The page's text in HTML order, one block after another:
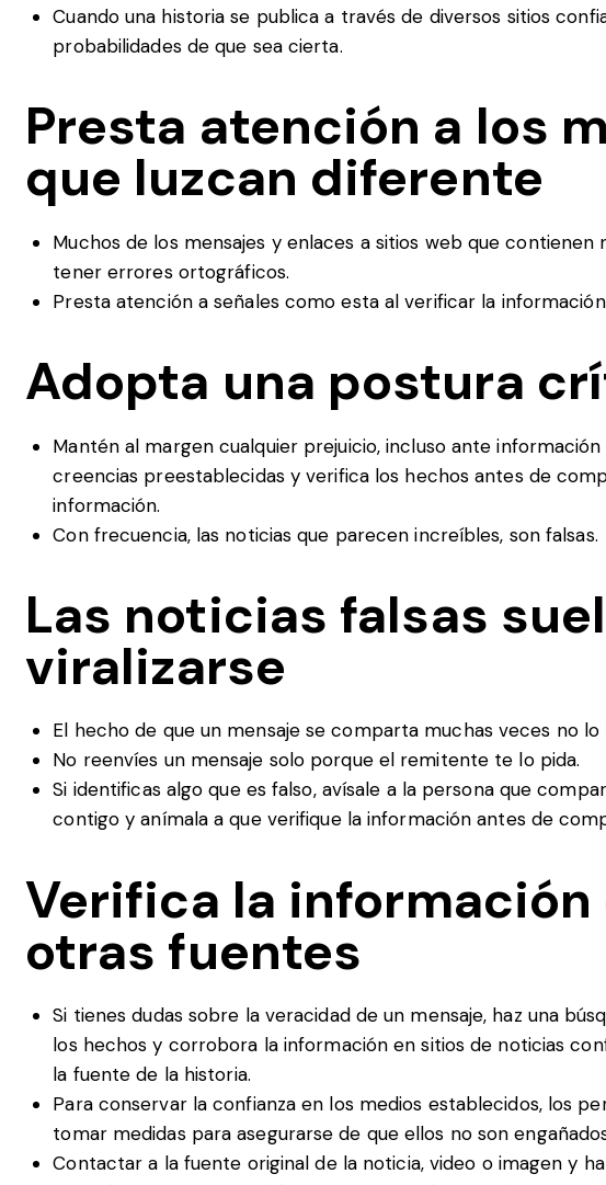
Cuando una historia se publica a través de diversos sitios
probabilidades de que sea cierta.
Presta atención a los
que luzcan diferente
Muchos de los mensajes y enlaces a sitios web que contienen
tener errores ortográficos.
Presta atención a señales como esta al verificar la
Adopta una postura
Mantén al margen cualquier prejuicio, incluso ante
creencias preestablecidas y verifica los hechos antes de
información.
Con frecuencia, las noticias que parecen increíbles, son falsas.
Las noticias falsas
viralizarse
El hecho de que un mensaje se comparta muchas veces no
No reenvíes un mensaje solo porque el remitente te lo pida.
Si identificas algo que es falso, avísale a la persona que
contigo y anímala a que verifique la información antes de
Verifica la información
otras fuentes
Si tienes dudas sobre la veracidad de un mensaje, haz una
los hechos y corrobora la información en sitios de noticias
la fuente de la historia.
Para conservar la confianza en los medios establecidos, los
tomar medidas para asegurarse de que ellos no son
Contactar a la fuente original de la noticia, video o imagen y